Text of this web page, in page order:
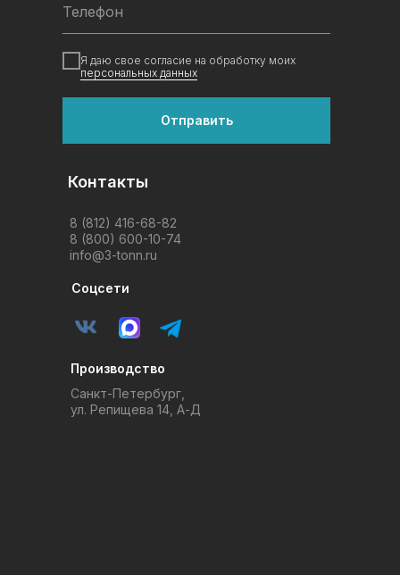
info@3-tonn.ru
8 (800) 600-10-74
8 (812) 416-68-82
Производство
Санкт-Петербург,
ул. Репищева 14, А-Д
Контакты
Соцсети
Телефон
Я даю свое согласие на обработку моих
персональных данных
Отправить